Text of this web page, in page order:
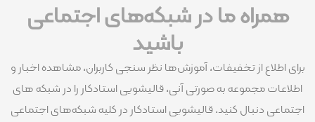
ما در شبکه‌های اجتماعی
باشید
از تخفیفات، آموزش‌ها نظر سنجی کاربران، مشاهده اخبار و
به صورتی آنی، قالیشویی استادکار را در شبکه های
کنید. قالیشویی استادکار در کلیه شبکه‌های اجتماعی